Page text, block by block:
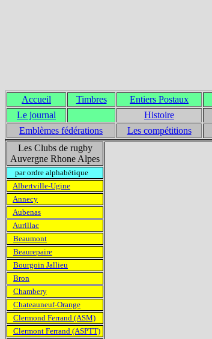
Accueil Timbres Entiers Postaux
Le journal
Histoire
Emblèmes fédérations
Les compétitions
Les Clubs de rugby
Auvergne Rhone Alpes
par ordre alphabétique
Albertville-Ugine
Annecy
Aubenas
Aurillac
Beaumont
Beaurepaire
Bourgoin Jallieu
Bron
Chambery
Chateauneuf-Orange
Clermond Ferrand (ASM)
Clermont Ferrand (ASPTT)